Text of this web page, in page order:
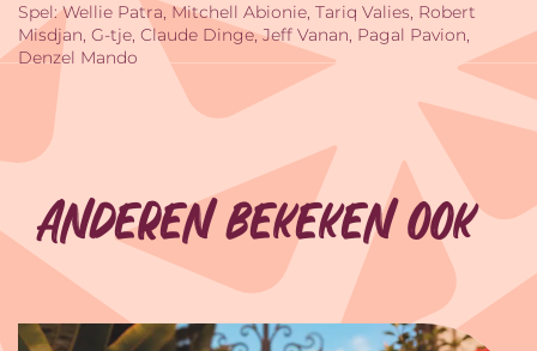
Spel: Wellie Patra, Mitchell Abionie, Tariq Valies, Robert
Misdjan, G-tje, Claude Dinge, Jeff Vanan, Pagal Pavion,
Denzel Mando
Anderen bekeken ook